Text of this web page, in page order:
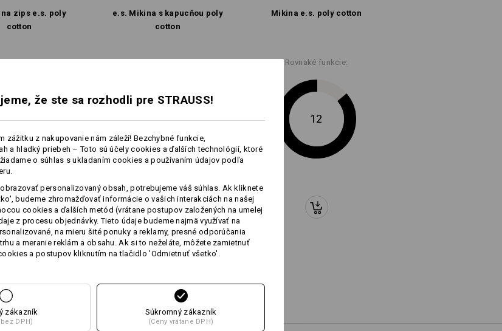
zips e.s. poly
cotton
e.s. Mikina s kapucňou poly
cotton
Mikina e.s. poly cotton
13 12
Rovnaké funkcie:
12
že ste sa rozhodli pre STRAUSS!
zážitku z nakupovanie nám záleží! Bezchybné funkcie,
a hladký priebeh – Toto sú účely cookies a ďalších technológií, ktoré
o súhlas s ukladaním cookies a používaním údajov podľa
personalizovaný obsah, potrebujeme váš súhlas. Ak kliknete
budeme zhromažďovať informácie o vašich interakciách na našej
cookies a ďalších metód (vrátane postupov založených na umelej
z procesu objednávky. Tieto údaje budeme najmä využívať na
na mieru šité ponuky a reklamy, presné odporúčania
a meranie reklám a obsahu. Ak si to neželáte, môžete zamietnuť
a postupov kliknutím na tlačidlo 'Odmietnuť všetko'.
zákazník
DPH)
Súkromný zákazník
(Ceny vrátane DPH)